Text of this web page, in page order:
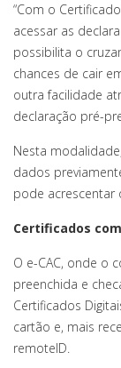
“Com o
acessar as
possibilita o
chances de cair
outra facilidade
declaração pré-
Nesta
dados
pode acrescentar
Certificados
O e-CAC, onde o
preenchida e
Certificados
cartão e, mais
remoteID.